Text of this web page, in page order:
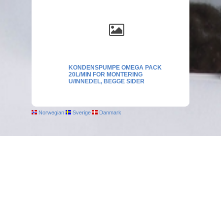
KONDENSPUMPE OMEGA PACK
20L/MIN FOR MONTERING
U/INNEDEL, BEGGE SIDER
Norwegian Sverige Danmark